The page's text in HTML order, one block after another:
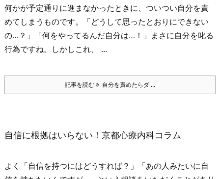
何かが予定通りに進まなかったときに、ついつい自分を責
めてしまうものです。
「どうして思ったとおりにできない
の…？」
「何をやってるんだ自分は…！」 まさに自分を叱る
行為ですね。
しかしこれ、 ...
記事を読む 自分を責めたらダ ...
自信に根拠はいらない！京都心療内科コラム
よく「自信を持つにはどうすれば？」「あの人みたいに自